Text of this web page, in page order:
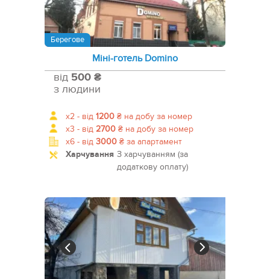
Берегове
Міні-готель Domino
від 500 ₴
з людини
x2 - від 1200 ₴ на добу за номер
x3 - від 2700 ₴ на добу за номер
x6 - від 3000 ₴ за апартамент
Харчування З харчуванням (за
додаткову оплату)